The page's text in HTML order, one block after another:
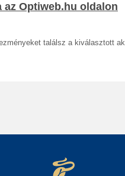
Optiweb.hu oldalon
találsz a kiválasztott